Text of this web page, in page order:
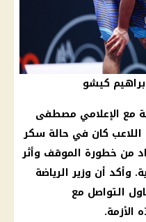
كيشو
مع الإعلامي مصطفى
اللاعب كان في حالة سكر
من خطورة الموقف وأثر
وأكد أن وزير الرياضة
التواصل مع